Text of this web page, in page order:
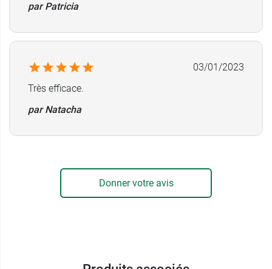
par Patricia
03/01/2023
Très efficace.
par Natacha
Donner votre avis